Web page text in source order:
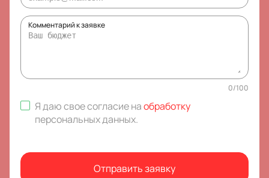
Комментарий к заявке
0/100
Я даю свое согласие наобработку
персональных данных.
Отправить заявку